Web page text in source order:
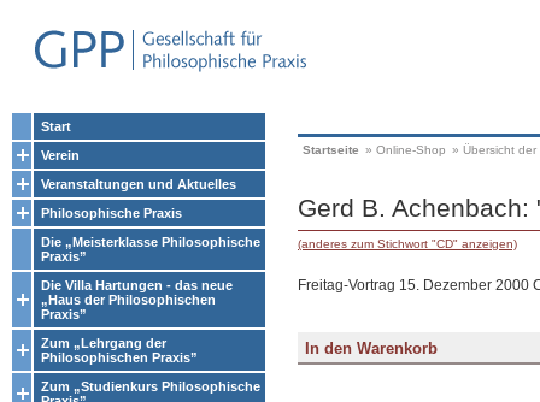
Start
Verein
Veranstaltungen und Aktuelles
Philosophische Praxis
Die „Meisterklasse Philosophische
Praxis”
Die Villa Hartungen - das neue
„Haus der Philosophischen
Praxis”
Zum „Lehrgang der
Philosophischen Praxis”
Zum „Studienkurs Philosophische
Startseite » Online-Shop » Übersicht
Gerd B. Achenbach:
(anderes zum Stichwort "CD" anzeigen)
Freitag-Vortrag 15. Dezember 2000